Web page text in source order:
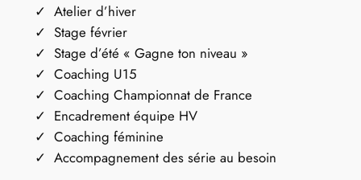
Atelier d’hiver
Stage février
Stage d’été « Gagne ton niveau »
Coaching U15
Coaching Championnat de France
Encadrement équipe HV
Coaching féminine
Accompagnement des série au besoin